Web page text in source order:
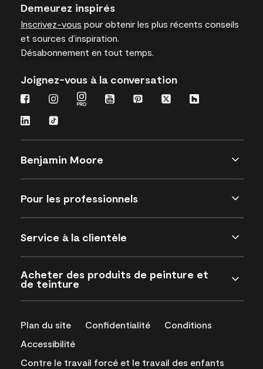
Demeurez inspirés
Inscrivez-vous pour obtenir les plus récents conseils
et sources d’inspiration.
Désabonnement en tout temps.
Joignez-vous à la conversation
Benjamin Moore
Pour les professionnels
Service à la clientèle
Acheter des produits de peinture et
de teinture
Plan du site Confidentialité
Conditions
Accessibilité
Contre le travail forcé et le travail des enfants